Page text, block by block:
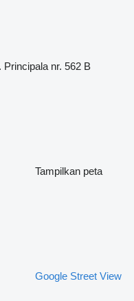
nr. 562 B
Tampilkan peta
Google Street View